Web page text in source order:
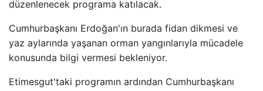
düzenlenecek programa katılacak.
Cumhurbaşkanı Erdoğan'ın burada fidan dikmesi ve
yaz aylarında yaşanan orman yangınlarıyla mücadele
konusunda bilgi vermesi bekleniyor.
Etimesgut'taki programın ardından Cumhurbaşkanı